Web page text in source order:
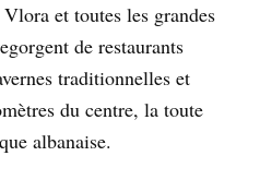
et toutes les grandes
de restaurants
traditionnelles et
du centre, la toute
albanaise.